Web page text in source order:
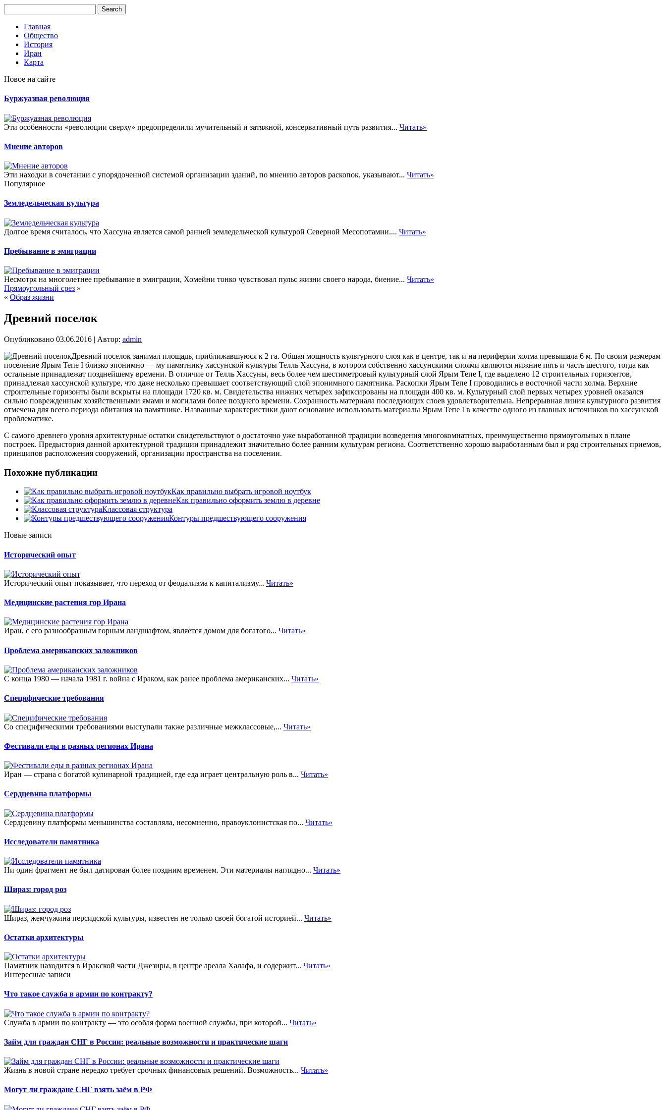
Главная
Общество
История
Иран
Карта
Новое на сайте
Буржуазная революция
Эти особенности «революции сверху» предопределили мучительный и затяжной, консервативный путь развития... Читать»
Мнение авторов
Эти находки в сочетании с упорядоченной системой организации зданий, по мнению авторов раскопок, указывают... Читать»
Популярное
Земледельческая культура
Долгое время считалось, что Хассуна является самой ранней земледельческой культурой Северной Месопотамии.... Читать»
Пребывание в эмиграции
Несмотря на многолетнее пребывание в эмиграции, Хомейни тонко чувствовал пульс жизни своего народа, биение... Читать»
Прямоугольный срез »
« Образ жизни
Древний поселок
Опубликовано 03.06.2016 | Автор: admin
Древний поселок занимал площадь, приближавшуюся к 2 га. Общая мощность культурного слоя как в центре, так и на периферии холма превышала 6 м. По своим размерам
поселение Ярым Тепе I близко эпонимно — му памятнику хассунской культуры Телль Хассуна, в котором собственно хассунскими слоями являются нижние пять и часть шестого, тогда как
остальные принадлежат позднейшему времени. В отличие от Телль Хассуны, весь более чем шестиметровый культурный слой Ярым Тепе I, где выделено 12 строительных горизонтов,
принадлежал хассунской культуре, что даже несколько превышает соответствующий слой эпонимного памятника. Раскопки Ярым Тепе I проводились в восточной части холма. Верхние
строительные горизонты были вскрыты на площади 1720 кв. м. Свидетельства нижних четырех зафиксированы на площади 400 кв. м. Культурный слой первых четырех уровней оказался
сильно поврежденным хозяйственными ямами и могилами более позднего времени. Сохранность материала последующих слоев удовлетворительна. Непрерывная линия культурного развития
отмечена для всего периода обитания на памятнике. Названные характеристики дают основание использовать материалы Ярым Тепе I в качестве одного из главных источников по хассунской
проблематике.
С самого древнего уровня архитектурные остатки свидетельствуют о достаточно уже выработанной традиции возведения многокомнатных, преимущественно прямоугольных в плане
построек. Предыстория данной архитектурной традиции принадлежит значительно более ранним культурам региона. Соответственно хорошо выработанным был и ряд строительных приемов,
принципов расположения сооружений, организации пространства на поселении.
Похожие публикации
Как правильно выбрать игровой ноутбук
Как правильно оформить землю в деревне
Классовая структура
Контуры предшествующего сооружения
Новые записи
Исторический опыт
Исторический опыт показывает, что переход от феодализма к капитализму... Читать»
Медицинские растения гор Ирана
Иран, с его разнообразным горным ландшафтом, является домом для богатого... Читать»
Проблема американских заложников
С конца 1980 — начала 1981 г. война с Ираком, как ранее проблема американских... Читать»
Специфические требования
Со специфическими требованиями выступали также различные межклассовые,... Читать»
Фестивали еды в разных регионах Ирана
Иран — страна с богатой кулинарной традицией, где еда играет центральную роль в... Читать»
Сердцевина платформы
Сердцевину платформы меньшинства составляла, несомненно, правоуклонистская по... Читать»
Исследователи памятника
Ни один фрагмент не был датирован более поздним временем. Эти материалы наглядно... Читать»
Шираз: город роз
Шираз, жемчужина персидской культуры, известен не только своей богатой историей... Читать»
Остатки архитектуры
Памятник находится в Иракской части Джезиры, в центре ареала Халафа, и содержит... Читать»
Интересные записи
Что такое служба в армии по контракту?
Служба в армии по контракту — это особая форма военной службы, при которой... Читать»
Займ для граждан СНГ в России: реальные возможности и практические шаги
Жизнь в новой стране нередко требует срочных финансовых решений. Возможность... Читать»
Могут ли граждане СНГ взять заём в РФ